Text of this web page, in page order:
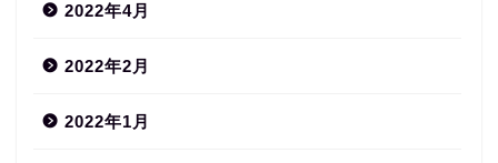
2022年4月
2022年2月
2022年1月